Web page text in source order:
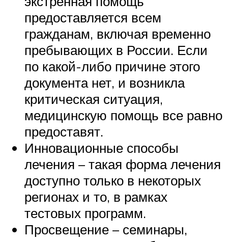
предоставляется всем
гражданам, включая временно
пребывающих в России. Если
по какой-либо причине этого
документа нет, и возникла
критическая ситуация,
медицинскую помощь все равно
предоставят.
Инновационные способы
лечения – такая форма лечения
доступно только в некоторых
регионах и то, в рамках
тестовых программ.
Просвещение – семинары,